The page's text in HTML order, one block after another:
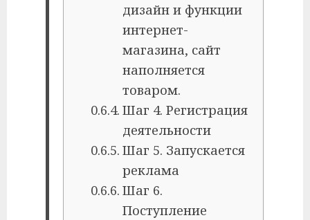
дизайн и функции
интернет-
магазина, сайт
наполняется
товаром.
Шаг 4. Регистрация
деятельности
Шаг 5. Запускается
реклама
Шаг 6.
Поступление